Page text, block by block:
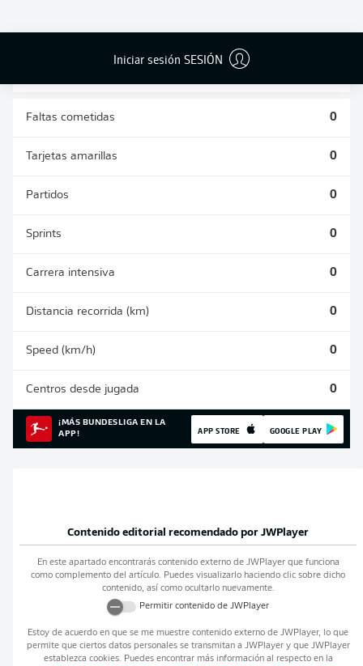
Iniciar sesión SESIÓN
DIVIDIDOS
0
AÉREOS
0
Faltas cometidas 0
Tarjetas amarillas 0
Partidos 0
Sprints 0
Carrera intensiva 0
Distancia recorrida (km) 0
Speed (km/h) 0
Centros desde jugada 0
¡MÁS BUNDESLIGA EN LA
APP!
APP STORE GOOGLE PLAY
Contenido editorial recomendado por JWPlayer
En este apartado encontrarás contenido externo de JWPlayerque funciona
como complemento del artículo. Puedes visualizarlo haciendo clic sobre dicho
contenido, así como ocultarlo nuevamente.
Permitir contenido de JWPlayer
Estoy de acuerdo en que se me muestre contenido externo de JWPlayer, lo que
permite que ciertos datos personales se transmitan a JWPlayery que JWPlayer
establezca cookies. Puedes encontrar más información al respecto en la